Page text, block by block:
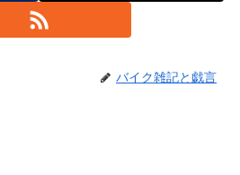
バイク雑記と戯言